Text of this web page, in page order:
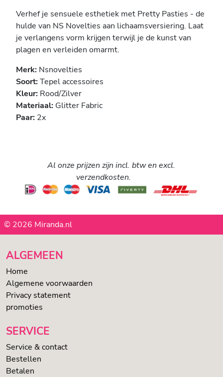
Verhef je sensuele esthetiek met Pretty Pasties - de
hulde van NS Novelties aan lichaamsversiering. Laat
je verlangens vorm krijgen terwijl je de kunst van
plagen en verleiden omarmt.
Merk: Nsnovelties
Soort:Tepel accessoires
Kleur: Rood/Zilver
Materiaal: Glitter Fabric
Paar: 2x
Al onze prijzen zijn incl. btw en excl.
verzendkosten.
© 2026 Miranda.nl
ALGEMEEN
Home
Algemene voorwaarden
Privacy statement
promoties
SERVICE
Service & contact
Bestellen
Betalen